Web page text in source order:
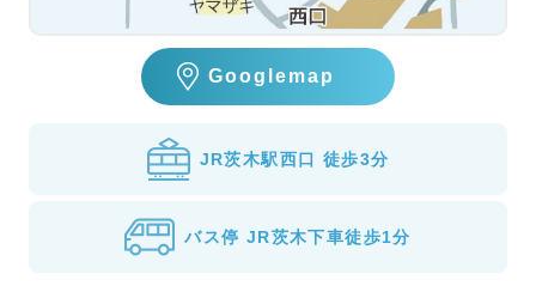
Googlemap
JR茨木駅西口 徒歩3分
バス停 JR茨木下車徒歩1分